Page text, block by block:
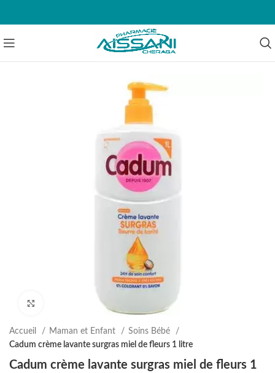
Accueil Maman et Enfant
⁠Soins Bébé
Cadum crème lavante surgras miel de fleurs 1 litre
Cadum crème lavante surgras miel de fleurs 1